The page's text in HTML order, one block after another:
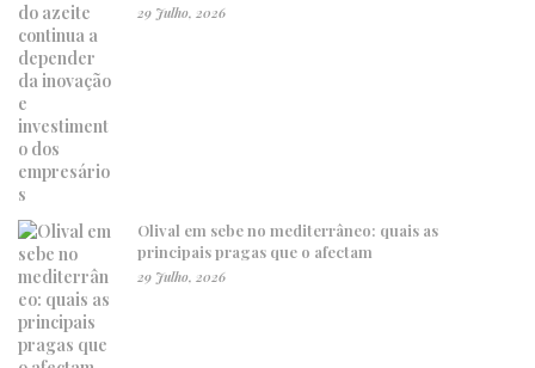
29 Julho, 2026
Olival em sebe no mediterrâneo: quais as
principais pragas que o afectam
29 Julho, 2026